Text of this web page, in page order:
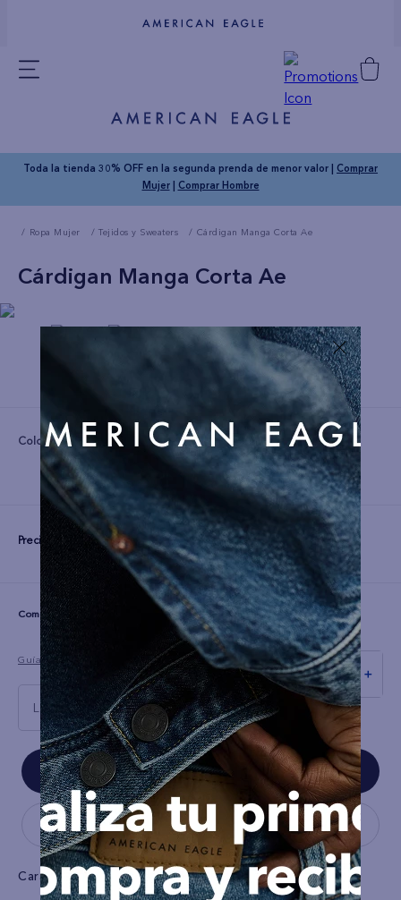
Toda la tienda 30% OFF en la segunda prenda de menor valor | Comprar
Mujer| Comprar Hombre
Ropa Mujer Tejidos y Sweaters Cárdigan Manga Corta Ae
Cárdigan Manga Corta Ae
Color:
Precio: S/ 179
☆☆ (0 comentarios)
Guía de tallas
L
＋
－
Características